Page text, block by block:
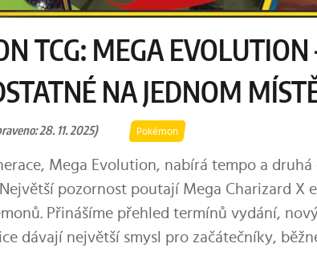
TCG: MEGA
NA JEDNOM
28. 11. 2025) Pokémon
Mega Evolution, nabírá tempo a druhá
pozornost poutají Mega Charizard X
Přinášíme přehled termínů vydání,
dávají největší smysl pro začátečníky,